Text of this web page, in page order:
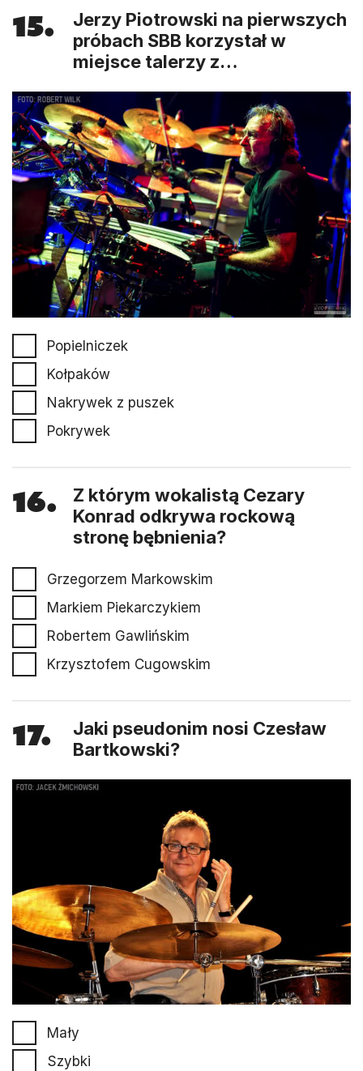
15.
Jerzy Piotrowski na pierwszych
próbach SBB korzystał w
miejsce talerzy z…
Popielniczek
Kołpaków
Nakrywek z puszek
Pokrywek
16.
Z którym wokalistą Cezary
Konrad odkrywa rockową
stronę bębnienia?
Grzegorzem Markowskim
Markiem Piekarczykiem
Robertem Gawlińskim
Krzysztofem Cugowskim
17.
Jaki pseudonim nosi Czesław
Bartkowski?
Mały
Szybki